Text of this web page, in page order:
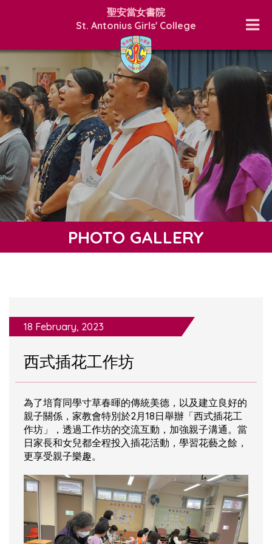
聖安當女書院
St. Antonius Girls' College
PHOTO GALLERY
18 February, 2023
西式插花工作坊
為了培育同學寸草春暉的傳統美德，以及建立良好的
親子關係，家教會特別於2月18日舉辦「西式插花工
作坊」，透過工作坊的交流互動，加強親子溝通。當
日家長和女兒都全程投入插花活動，學習花藝之餘，
更享受親子樂趣。